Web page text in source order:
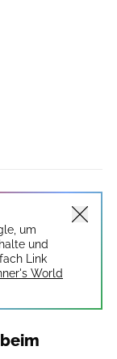
um
und
Link
World